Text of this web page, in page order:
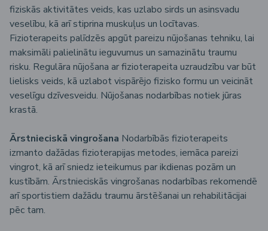
fiziskās aktivitātes veids, kas uzlabo sirds un asinsvadu
veselību, kā arī stiprina muskuļus un locītavas.
Fizioterapeits palīdzēs apgūt pareizu nūjošanas tehniku, lai
maksimāli palielinātu ieguvumus un samazinātu traumu
risku. Regulāra nūjošana ar fizioterapeita uzraudzību var būt
lielisks veids, kā uzlabot vispārējo fizisko formu un veicināt
veselīgu dzīvesveidu. Nūjošanas nodarbības notiek jūras
krastā.
Ārstnieciskā vingrošana Nodarbībās fizioterapeits
izmanto dažādas fizioterapijas metodes, iemāca pareizi
vingrot, kā arī sniedz ieteikumus par ikdienas pozām un
kustībām. Ārstnieciskās vingrošanas nodarbības rekomendē
arī sportistiem dažādu traumu ārstēšanai un rehabilitācijai
pēc tam.